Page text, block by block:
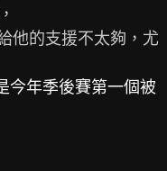
他的支援不太夠，尤
今年季後賽第一個被